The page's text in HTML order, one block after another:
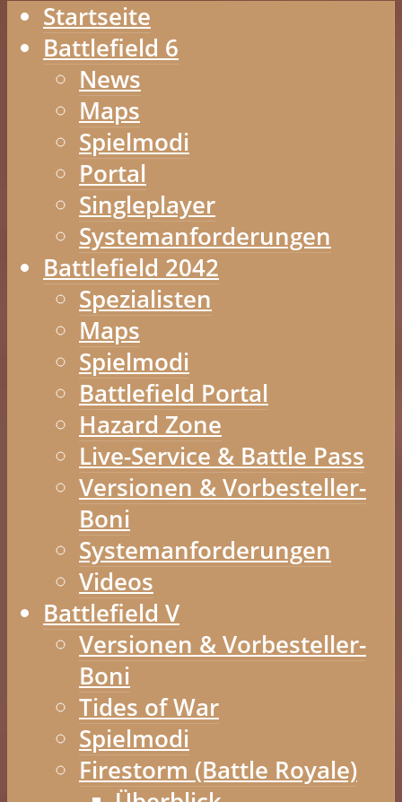
Startseite
Battlefield 6
News
Maps
Spielmodi
Portal
Singleplayer
Systemanforderungen
Battlefield 2042
Spezialisten
Maps
Spielmodi
Battlefield Portal
Hazard Zone
Live-Service & Battle Pass
Versionen & Vorbesteller-
Boni
Systemanforderungen
Videos
Battlefield V
Versionen & Vorbesteller-
Boni
Tides of War
Spielmodi
Firestorm (Battle Royale)